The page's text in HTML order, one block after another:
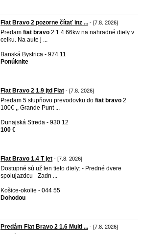
Fiat Bravo 2 pozorne čítať inz ... - [7.8. 2026]
Predam fiat bravo 2 1.4 66kw na nahradné diely v
celku. Na aute j ...
Banská Bystrica - 974 11
Ponúknite
Fiat Bravo 2 1.9 jtd Fiat - [7.8. 2026]
Predam 5 stupňovu prevodovku do fiat bravo 2
100€ ,, Grande Punt ...
Dunajská Streda - 930 12
100 €
Fiat Bravo 1.4 T jet - [7.8. 2026]
Dostupné sú už len tieto diely: - Predné dvere
spolujazdcu - Zadn ...
Košice-okolie - 044 55
Dohodou
Predám Fiat Bravo 2 1.6 Multi ... - [7.8. 2026]